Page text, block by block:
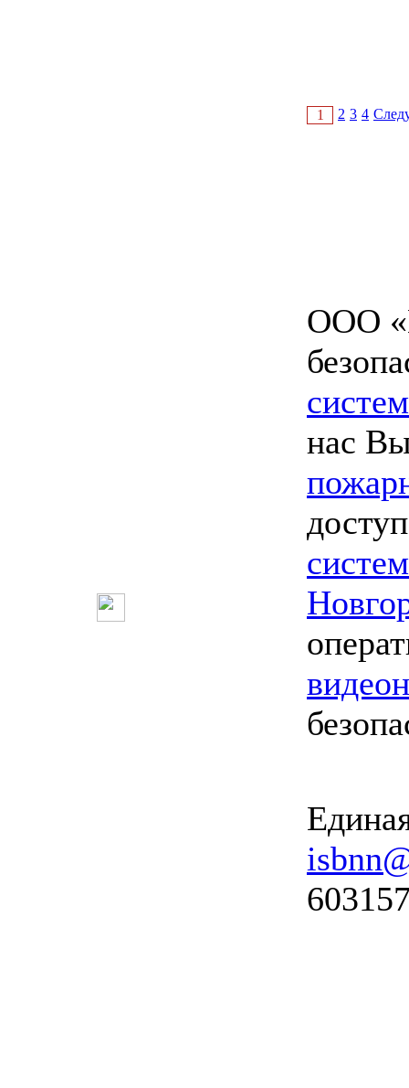
1 2 3 4
ООО
нас